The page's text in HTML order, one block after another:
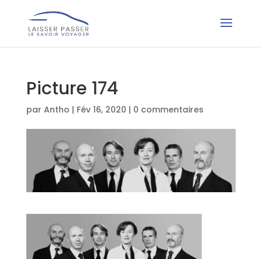
Picture 174
par Antho | Fév 16, 2020 | 0 commentaires